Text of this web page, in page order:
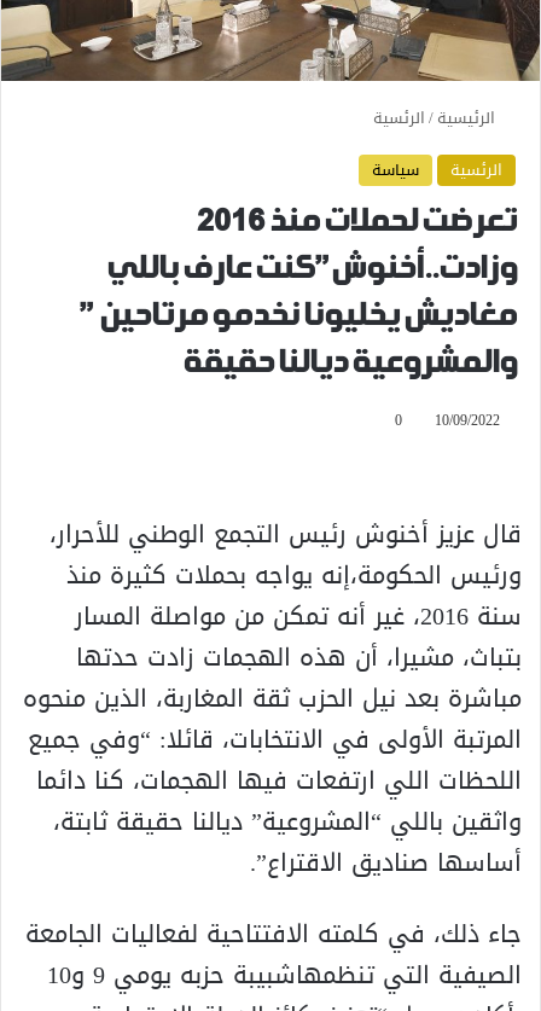
الرئيسية/الرئسية
الرئسية
سياسة
تعرضت لحملات منذ 2016
وزادت..أخنوش”كنت عارف باللي
مغاديش يخليونا نخدمو مرتاحين ”
والمشروعية ديالنا حقيقة
10/09/2022
0
قال عزيز أخنوش رئيس التجمع الوطني للأحرار،
ورئيس الحكومة،إنه يواجه بحملات كثيرة منذ
سنة 2016، غير أنه تمكن من مواصلة المسار
بتباث، مشيرا، أن هذه الهجمات زادت حدتها
مباشرة بعد نيل الحزب ثقة المغاربة، الذين منحوه
المرتبة الأولى في الانتخابات، قائلا: “وفي جميع
اللحظات اللي ارتفعات فيها الهجمات، كنا دائما
واثقين باللي “المشروعية” ديالنا حقيقة ثابتة،
أساسها صناديق الاقتراع”.
جاء ذلك، في كلمته الافتتاحية لفعاليات الجامعة
الصيفية التي تنظمهاشبيبة حزبه يومي 9 و10